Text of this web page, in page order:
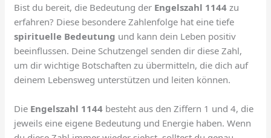
Bist du bereit, die Bedeutung der Engelszahl 1144 zu
erfahren? Diese besondere Zahlenfolge hat eine tiefe
spirituelle Bedeutung und kann dein Leben positiv
beeinflussen. Deine Schutzengel senden dir diese Zahl,
um dir wichtige Botschaften zu übermitteln, die dich auf
deinem Lebensweg unterstützen und leiten können.
Die Engelszahl 1144 besteht aus den Ziffern 1 und 4, die
jeweils eine eigene Bedeutung und Energie haben. Wenn